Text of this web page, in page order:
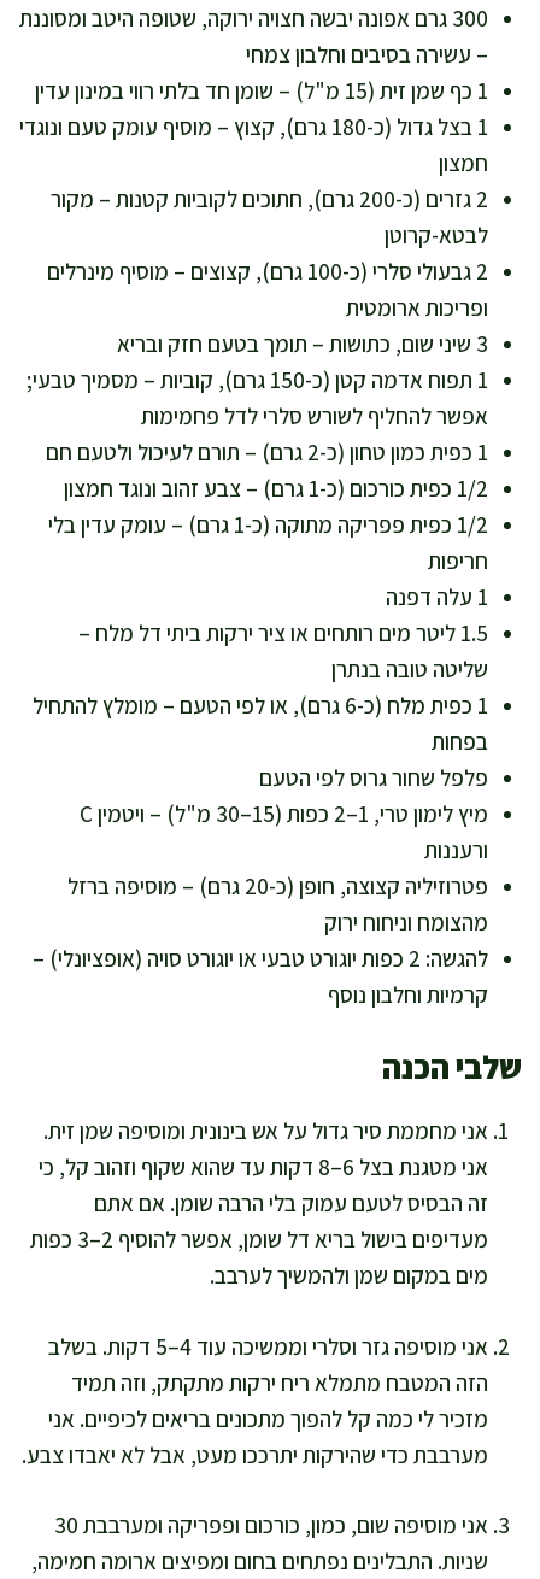
300 גרם אפונה יבשה חצויה ירוקה, שטופה היטב ומסוננת
– עשירה בסיבים וחלבון צמחי
1 כף שמן זית (15 מ"ל) – שומן חד בלתי רווי במינון עדין
1 בצל גדול (כ-180 גרם), קצוץ – מוסיף עומק טעם ונוגדי
חמצון
2 גזרים (כ-200 גרם), חתוכים לקוביות קטנות – מקור
לבטא-קרוטן
2 גבעולי סלרי (כ-100 גרם), קצוצים – מוסיף מינרלים
ופריכות ארומטית
3 שיני שום, כתושות – תומך בטעם חזק ובריא
1 תפוח אדמה קטן (כ-150 גרם), קוביות – מסמיך טבעי;
אפשר להחליף לשורש סלרי לדל פחמימות
1 כפית כמון טחון (כ-2 גרם) – תורם לעיכול ולטעם חם
1/2 כפית כורכום (כ-1 גרם) – צבע זהוב ונוגד חמצון
1/2 כפית פפריקה מתוקה (כ-1 גרם) – עומק עדין בלי
חריפות
1 עלה דפנה
1.5 ליטר מים רותחים או ציר ירקות ביתי דל מלח –
שליטה טובה בנתרן
1 כפית מלח (כ-6 גרם), או לפי הטעם – מומלץ להתחיל
בפחות
פלפל שחור גרוס לפי הטעם
מיץ לימון טרי, 1–2 כפות (15–30 מ"ל) – ויטמין C
ורעננות
פטרוזיליה קצוצה, חופן (כ-20 גרם) – מוסיפה ברזל
מהצומח וניחוח ירוק
להגשה: 2 כפות יוגורט טבעי או יוגורט סויה (אופציונלי) –
קרמיות וחלבון נוסף
שלבי הכנה
אני מחממת סיר גדול על אש בינונית ומוסיפה שמן זית.
אני מטגנת בצל 6–8 דקות עד שהוא שקוף וזהוב קל, כי
זה הבסיס לטעם עמוק בלי הרבה שומן. אם אתם
מעדיפים בישול בריא דל שומן, אפשר להוסיף 2–3 כפות
מים במקום שמן ולהמשיך לערבב.
אני מוסיפה גזר וסלרי וממשיכה עוד 4–5 דקות. בשלב
הזה המטבח מתמלא ריח ירקות מתקתק, וזה תמיד
מזכיר לי כמה קל להפוך מתכונים בריאים לכיפיים. אני
מערבבת כדי שהירקות יתרככו מעט, אבל לא יאבדו צבע.
אני מוסיפה שום, כמון, כורכום ופפריקה ומערבבת 30
שניות. התבלינים נפתחים בחום ומפיצים ארומה חמימה,